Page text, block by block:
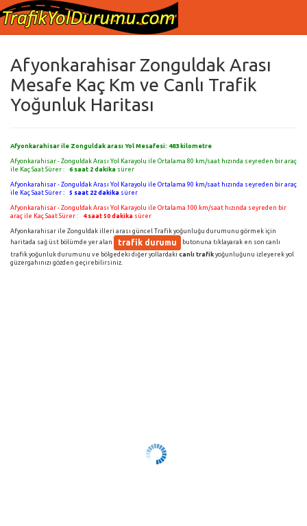
Afyonkarahisar Zonguldak Arası
Mesafe Kaç Km ve Canlı Trafik
Yoğunluk Haritası
Afyonkarahisar ile Zonguldak arası Yol Mesafesi: 483kilometre
Afyonkarahisar - Zonguldak Arası Yol Karayolu ile Ortalama 80 km/saat hızında seyreden bir araç
ile Kaç Saat Sürer :
6 saat 2 dakika sürer
Afyonkarahisar - Zonguldak Arası Yol Karayolu ile Ortalama 90 km/saat hızında seyreden bir araç
ile Kaç Saat Sürer :
5 saat 22 dakika sürer
Afyonkarahisar - Zonguldak Arası Yol Karayolu ile Ortalama 100 km/saat hızında seyreden bir
araç ile Kaç Saat Sürer :
4 saat 50 dakika sürer
Afyonkarahisar ile Zonguldak illeri arası güncel Trafik yoğunluğu durumunu görmek için
haritada sağ üst bölümde yer alan
trafik durumu
butonuna tıklayarak en son canlı
trafik yoğunluk durumunu ve bölgedeki diğer yollardaki canlı trafik yoğunluğunu izleyerek yol
güzergahınızı gözden geçirebilirsiniz.